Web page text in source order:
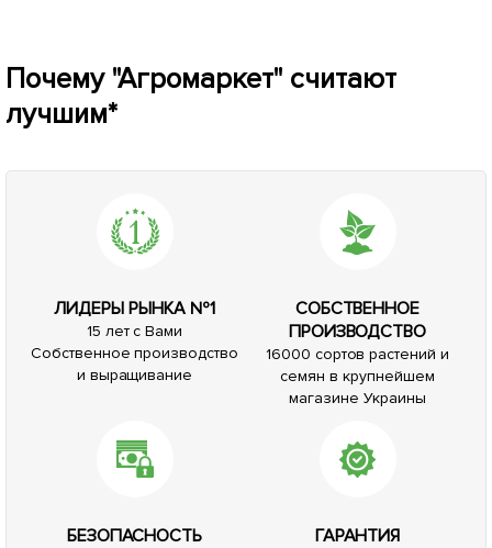
Почему "Агромаркет" считают
лучшим*
ЛИДЕРЫ РЫНКА №1
15 лет с Вами
Собственное производство
и выращивание
СОБСТВЕННОЕ
ПРОИЗВОДСТВО
16000 сортов растений и
семян в крупнейшем
магазине Украины
БЕЗОПАСНОСТЬ ГАРАНТИЯ